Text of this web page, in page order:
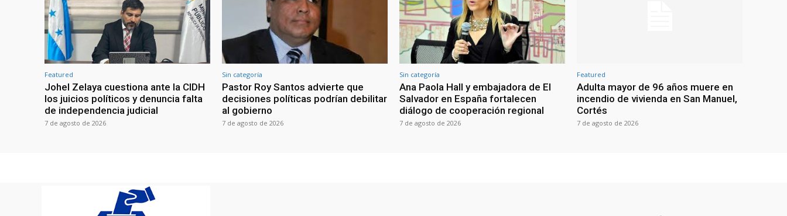
Featured
Johel Zelaya cuestiona ante la CIDH
los juicios políticos y denuncia falta
de independencia judicial
7 de agosto de 2026
Sin categoría
Pastor Roy Santos advierte que
decisiones políticas podrían debilitar
al gobierno
7 de agosto de 2026
Sin categoría
Ana Paola Hall y embajadora de El
Salvador en España fortalecen
diálogo de cooperación regional
7 de agosto de 2026
Featured
Adulta mayor de 96 años muere en
incendio de vivienda en San Manuel,
Cortés
7 de agosto de 2026